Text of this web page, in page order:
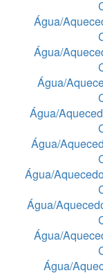
Água/
Água/
Água/
Água/
Água/
Água/
Água/
Água/
Água/